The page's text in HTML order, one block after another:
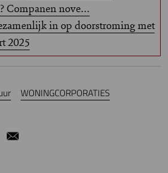
Companen nove…
in op doorstroming met
2025
WONINGCORPORATIES